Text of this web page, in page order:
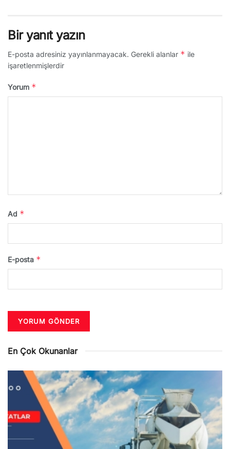
Bir yanıt yazın
E-posta adresiniz yayınlanmayacak. Gerekli alanlar * ile
işaretlenmişlerdir
Yorum *
Ad *
E-posta *
En Çok Okunanlar